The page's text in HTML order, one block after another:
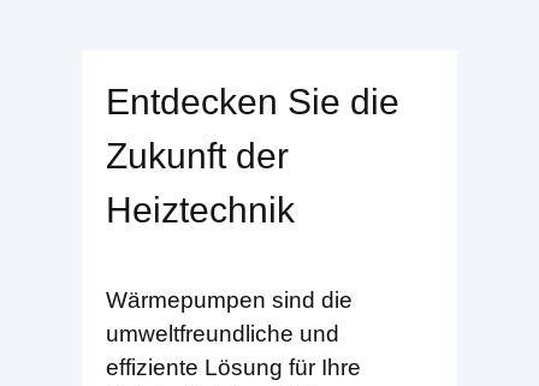
Entdecken Sie die
Zukunft der
Heiztechnik
Wärmepumpen sind die
umweltfreundliche und
effiziente Lösung für Ihre